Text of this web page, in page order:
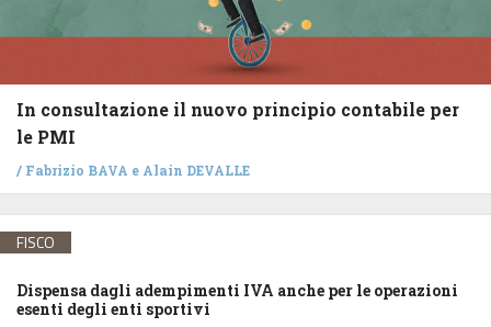
In consultazione il nuovo principio contabile per
le PMI
/ Fabrizio BAVA e Alain DEVALLE
FISCO
Dispensa dagli adempimenti IVA anche per le operazioni
esenti degli enti sportivi